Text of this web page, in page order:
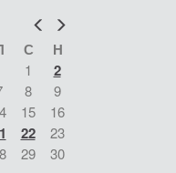
Попер
С Н
1 2
8
9
15
16
22
23
29
30